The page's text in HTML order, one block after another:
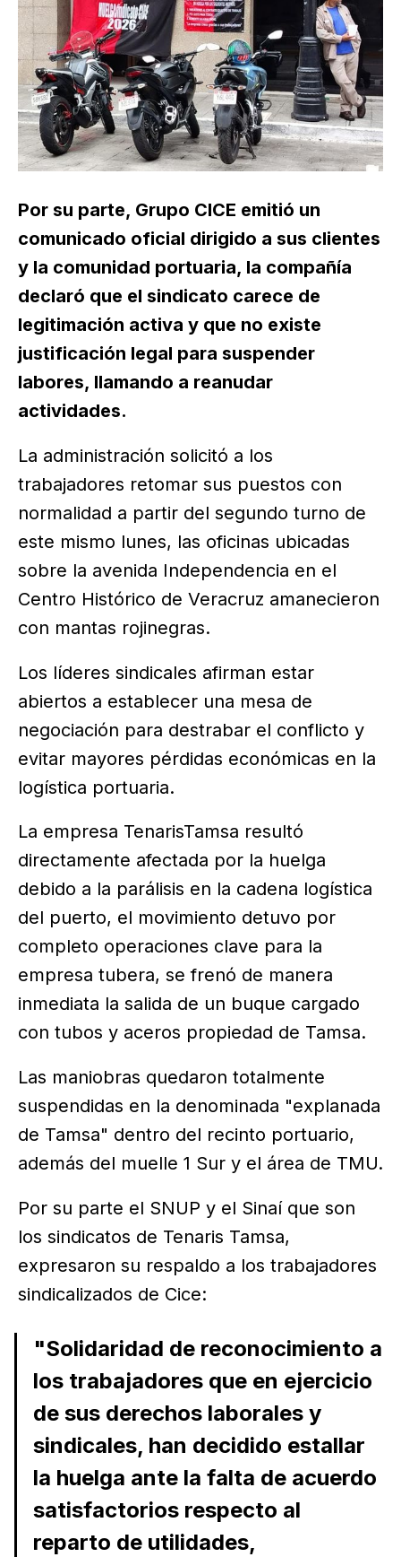
Por su parte, Grupo CICE emitió un
comunicado oficial dirigido a sus clientes
y la comunidad portuaria, la compañía
declaró que el sindicato carece de
legitimación activa y que no existe
justificación legal para suspender
labores, llamando a reanudar
actividades.
La administración solicitó a los
trabajadores retomar sus puestos con
normalidad a partir del segundo turno de
este mismo lunes, las oficinas ubicadas
sobre la avenida Independencia en el
Centro Histórico de Veracruz amanecieron
con mantas rojinegras.
Los líderes sindicales afirman estar
abiertos a establecer una mesa de
negociación para destrabar el conflicto y
evitar mayores pérdidas económicas en la
logística portuaria.
La empresa TenarisTamsa resultó
directamente afectada por la huelga
debido a la parálisis en la cadena logística
del puerto, el movimiento detuvo por
completo operaciones clave para la
empresa tubera, se frenó de manera
inmediata la salida de un buque cargado
con tubos y aceros propiedad de Tamsa.
Las maniobras quedaron totalmente
suspendidas en la denominada "explanada
de Tamsa" dentro del recinto portuario,
además del muelle 1 Sur y el área de TMU.
Por su parte el SNUP y el Sinaí que son
los sindicatos de Tenaris Tamsa,
expresaron su respaldo a los trabajadores
sindicalizados de Cice:
"Solidaridad de reconocimiento a
los trabajadores que en ejercicio
de sus derechos laborales y
sindicales, han decidido estallar
la huelga ante la falta de acuerdo
satisfactorios respecto al
reparto de utilidades,